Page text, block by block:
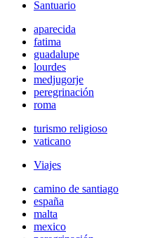
Santuario
aparecida
fatima
guadalupe
lourdes
medjugorje
peregrinación
roma
turismo religioso
vaticano
Viajes
camino de santiago
españa
malta
mexico